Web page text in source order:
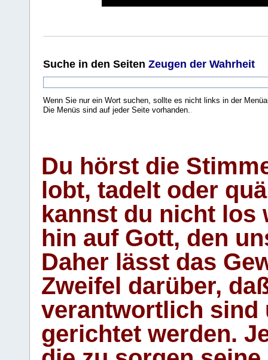
Suche in den Seiten Zeugen der Wahrheit
Wenn Sie nur ein Wort suchen, sollte es nicht links in der
Die Menüs sind auf jeder Seite vorhanden.
Du hörst die
lobt, tadelt oder
kannst du nicht los
hin auf Gott, den
Daher lässt das
Zweifel darüber,
verantwortlich sind
gerichtet werden.